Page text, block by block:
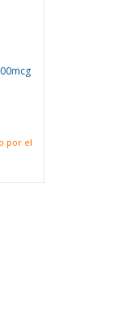
por el